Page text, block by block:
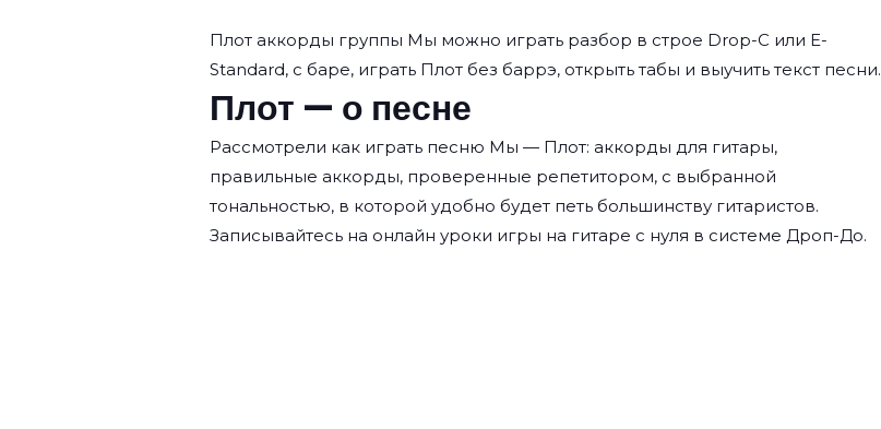
Плот аккорды группы Мы можно играть разбор в строе Drop-C или E-
Standard, с баре, играть Плот без баррэ, открыть табы и выучить текст песни.
Плот — о песне
Рассмотрели как играть песню Мы — Плот: аккорды для гитары,
правильные аккорды, проверенные репетитором, с выбранной
тональностью, в которой удобно будет петь большинству гитаристов.
Записывайтесь на онлайн уроки игры на гитаре с нуля в системе Дроп-До.